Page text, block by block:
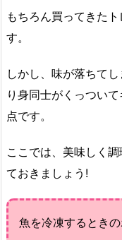
もちろん買ってきた
す。
しかし、味が落ちて
り身同士がくっつい
点です。
ここでは、美味しく
ておきましょう!
魚を冷凍するときの